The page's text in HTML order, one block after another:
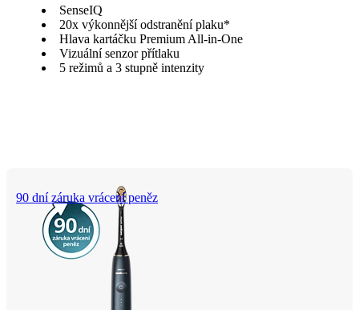
SenseIQ
20x výkonnější odstranění plaku*
Hlava kartáčku Premium All-in-One
Vizuální senzor přítlaku
5 režimů a 3 stupně intenzity
90 dní záruka vrácení peněz